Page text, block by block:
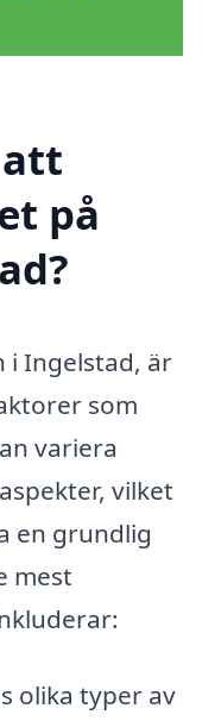
på
i Ingelstad, är
som
variera
vilket
en grundlig
mest
olika typer av